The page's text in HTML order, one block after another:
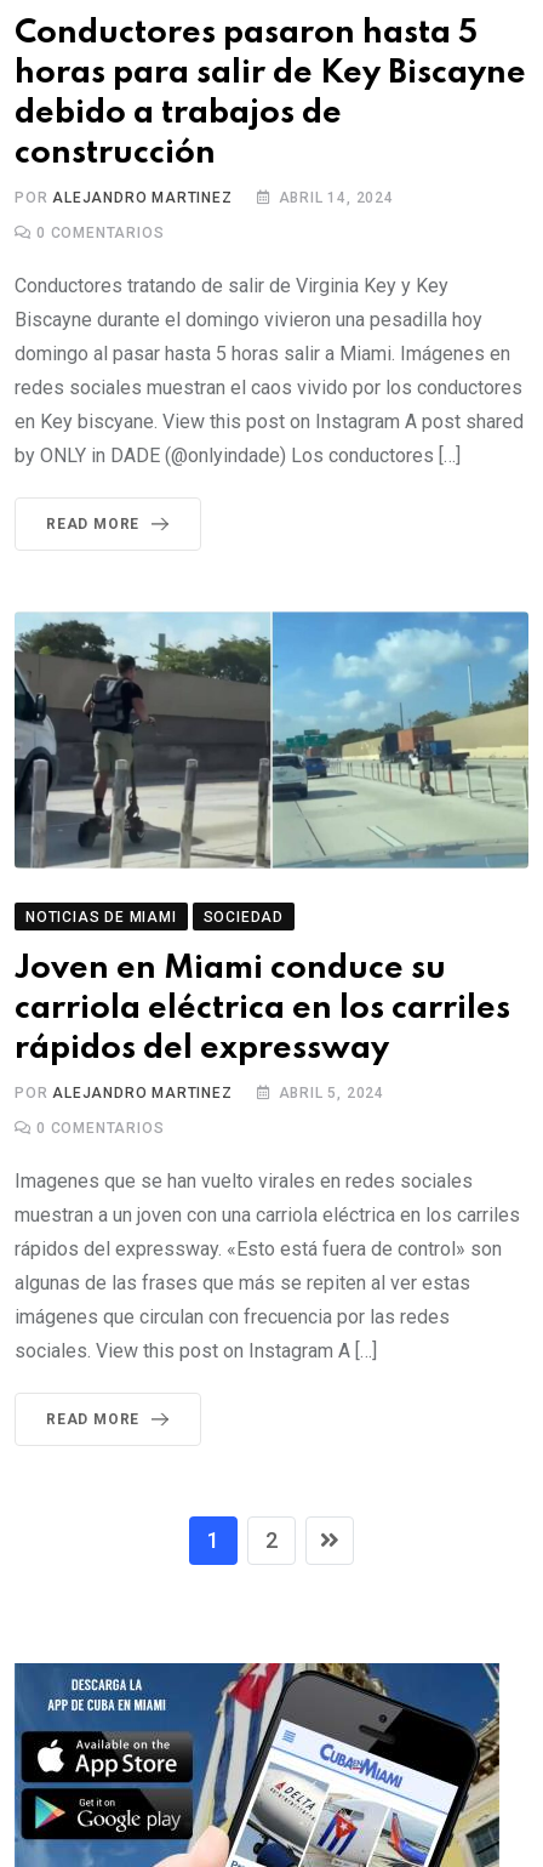
Conductores pasaron hasta 5
horas para salir de Key Biscayne
debido a trabajos de
construcción
PORALEJANDRO MARTINEZ ABRIL 14, 2024
0 COMENTARIOS
Conductores tratando de salir de Virginia Key y Key
Biscayne durante el domingo vivieron una pesadilla hoy
domingo al pasar hasta 5 horas salir a Miami. Imágenes en
redes sociales muestran el caos vivido por los conductores
en Key biscyane. View this post on Instagram A post shared
by ONLY in DADE (@onlyindade) Los conductores […]
READ MORE
NOTICIAS DE MIAMI SOCIEDAD
Joven en Miami conduce su
carriola eléctrica en los carriles
rápidos del expressway
PORALEJANDRO MARTINEZ ABRIL 5, 2024
0 COMENTARIOS
Imagenes que se han vuelto virales en redes sociales
muestran a un joven con una carriola eléctrica en los carriles
rápidos del expressway. «Esto está fuera de control» son
algunas de las frases que más se repiten al ver estas
imágenes que circulan con frecuencia por las redes
sociales. View this post on Instagram A […]
READ MORE
1 2